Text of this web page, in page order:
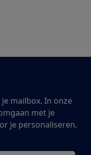
mailbox. In onze
met je
je personaliseren.